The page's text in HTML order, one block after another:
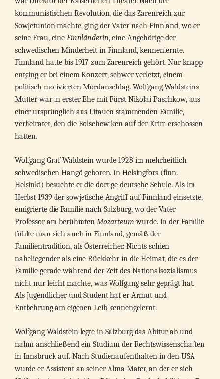
kommunistischen Revolution, die das Zarenreich zur
Sowjetunion machte, ging der Vater nach Finnland, wo er
seine Frau, eine Finnländerin, eine Angehörige der
schwedischen Minderheit in Finnland, kennenlernte.
Finnland hatte bis 1917 zum Zarenreich gehört. Nur knapp
entging er bei einem Konzert, schwer verletzt, einem
politisch motivierten Mordanschlag. Wolfgang Waldsteins
Mutter war in erster Ehe mit Fürst Nikolai Paschkow, aus
einer ursprünglich aus Litauen stammenden Familie,
verheiratet, den die Bolschewiken auf der Krim erschossen
hatten.
Wolfgang Graf Waldstein wurde 1928 im mehrheitlich
schwedischen Hangö geboren. In Helsingfors (finn.
Helsinki) besuchte er die dortige deutsche Schule. Als im
Herbst 1939 der sowjetische Angriff auf Finnland einsetzte,
emigrierte die Familie nach Salzburg, wo der Vater
Professor am berühmten Mozarteumwurde. In der Familie
fühlte man sich auch in Finnland, gemäß der
Familientradition, als Österreicher. Nichts schien
naheliegender als eine Rückkehr in die Heimat, die es der
Familie gerade während der Zeit des Nationalsozialismus
nicht nur leicht machte, was Wolfgang sehr geprägt hat.
Als Jugendlicher und Student hat er Armut und
Entbehrung am eigenen Leib kennengelernt.
Wolfgang Waldstein legte in Salzburg das Abitur ab und
nahm anschließend ein Studium der Rechtswissenschaften
in Innsbruck auf. Nach Studienaufenthalten in den USA
wurde er Assistent an seiner Alma Mater, an der er sich